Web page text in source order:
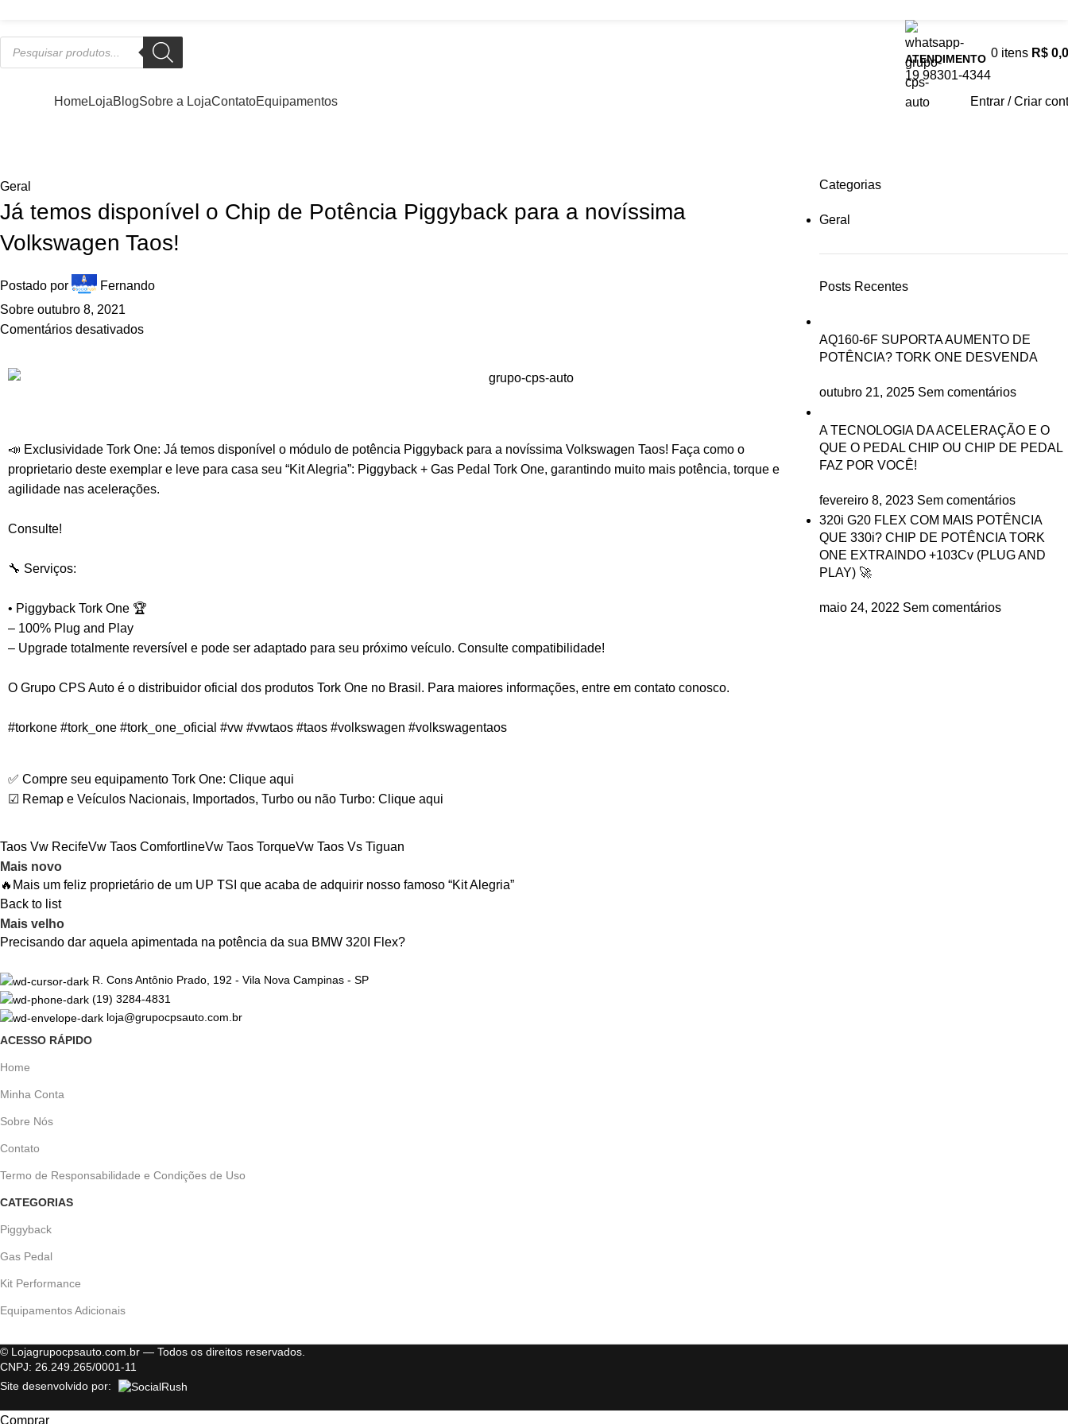
ATENDIMENTO
19 98301-4344
0 itens R$
HomeLojaBlogSobre a LojaContatoEquipamentos Entrar / Criar
Geral
Já temos disponível o Chip de Potência Piggyback para a novíssima
Volkswagen Taos!
Postado por
Fernando
Sobre outubro 8, 2021
Comentários desativados
📣 Exclusividade Tork One: Já temos disponível o módulo de potência Piggyback para a novíssima Volkswagen Taos! Faça como o
proprietario deste exemplar e leve para casa seu “Kit Alegria”: Piggyback + Gas Pedal Tork One, garantindo muito mais potência, torque e
agilidade nas acelerações.
Consulte!
🔧 Serviços:
• Piggyback Tork One 🏆
– 100% Plug and Play
– Upgrade totalmente reversível e pode ser adaptado para seu próximo veículo. Consulte compatibilidade!
O Grupo CPS Auto é o distribuidor oficial dos produtos Tork One no Brasil. Para maiores informações, entre em contato conosco.
#torkone #tork_one #tork_one_oficial #vw #vwtaos #taos #volkswagen #volkswagentaos
✅ Compre seu equipamento Tork One: Clique aqui
☑ Remap e Veículos Nacionais, Importados, Turbo ou não Turbo: Clique aqui
Taos Vw RecifeVw Taos ComfortlineVw Taos TorqueVw Taos Vs Tiguan
Mais novo
🔥Mais um feliz proprietário de um UP TSI que acaba de adquirir nosso famoso “Kit Alegria”
Back to list
Mais velho
Precisando dar aquela apimentada na potência da sua BMW 320I Flex?
Categorias
Geral
Posts Recentes
AQ160-6F SUPORTA AUMENTO DE
POTÊNCIA? TORK ONE DESVENDA
outubro 21, 2025 Sem comentários
A TECNOLOGIA DA ACELERAÇÃO E O
QUE O PEDAL CHIP OU CHIP DE PEDAL
FAZ POR VOCÊ!
fevereiro 8, 2023 Sem comentários
320i G20 FLEX COM MAIS POTÊNCIA
QUE 330i? CHIP DE POTÊNCIA TORK
ONE EXTRAINDO +103Cv (PLUG AND
PLAY) 🚀
maio 24, 2022 Sem comentários
R. Cons Antônio Prado, 192 - Vila Nova Campinas - SP
(19) 3284-4831
loja@grupocpsauto.com.br
ACESSO RÁPIDO
Home
Minha Conta
Sobre Nós
Contato
Termo de Responsabilidade e Condições de Uso
CATEGORIAS
Piggyback
Gas Pedal
Kit Performance
Equipamentos Adicionais
© Lojagrupocpsauto.com.br — Todos os direitos reservados.
CNPJ: 26.249.265/0001-11
Site desenvolvido por:
Comprar